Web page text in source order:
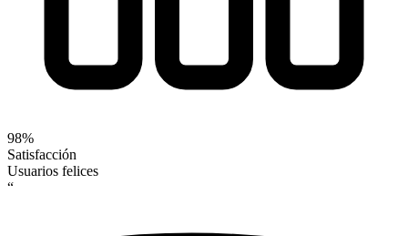
98%
Satisfacción
Usuarios felices
“